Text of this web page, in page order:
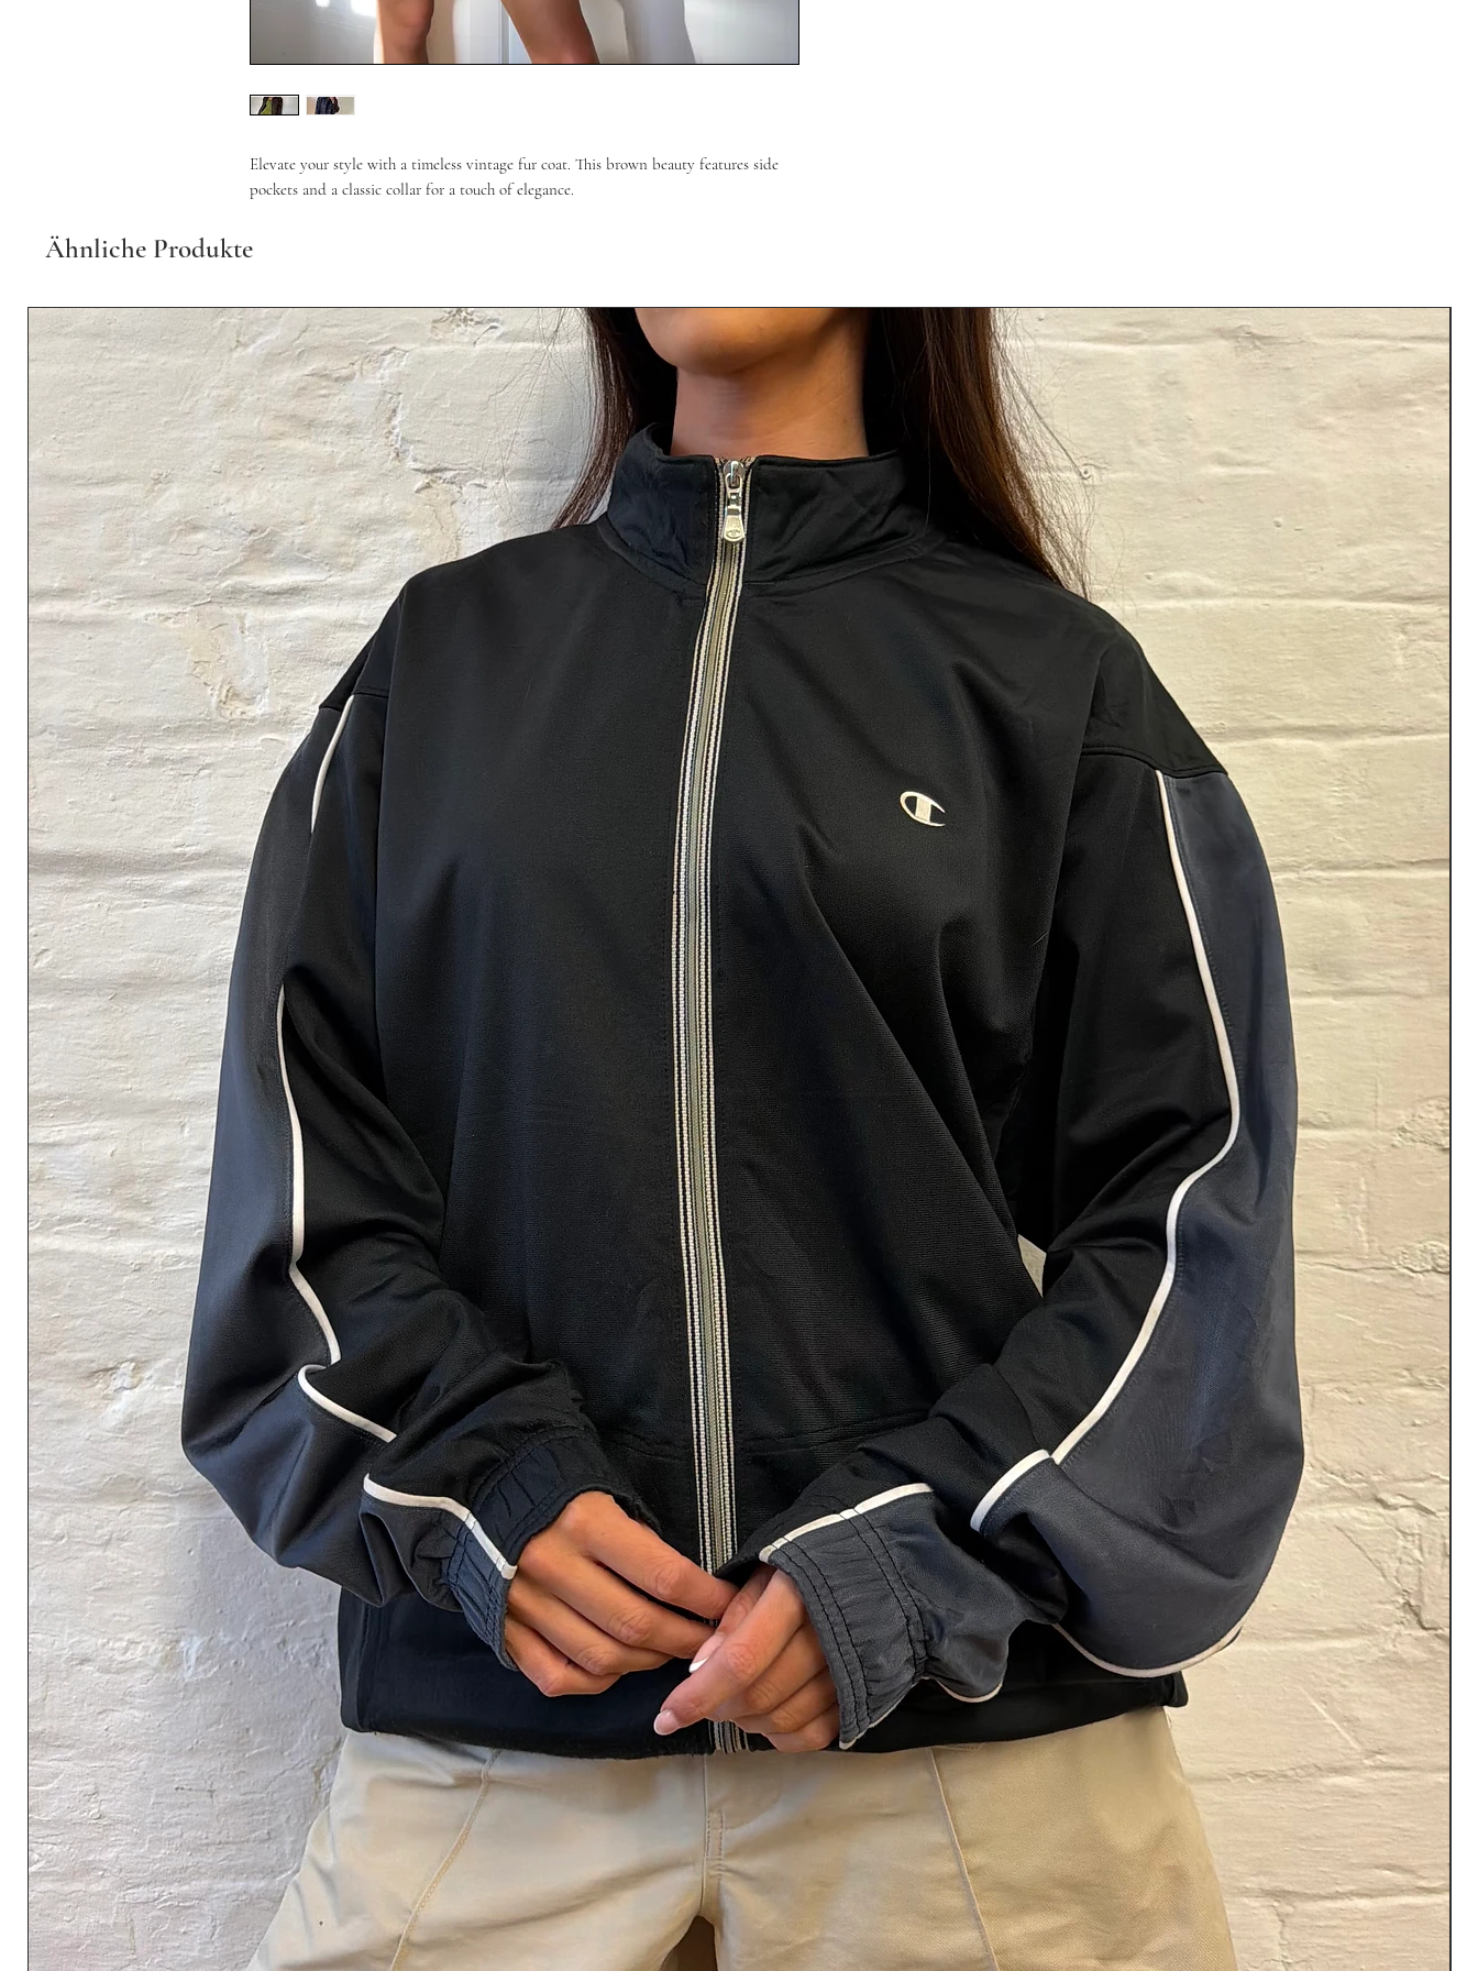
Elevate your style with a timeless vintage fur coat. This brown beauty features side
pockets and a classic collar for a touch of elegance.
Ähnliche Produkte